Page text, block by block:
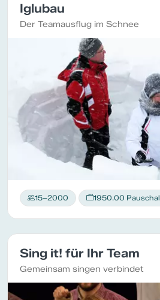
Iglubau
Der Teamausflug im Schnee
15–2000 1950.00 Pauschal
Sing it! für Ihr Team
Gemeinsam singen verbindet